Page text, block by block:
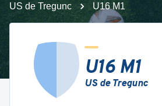
US de Tregunc
U16 M1
U16 M1
US de Tregunc